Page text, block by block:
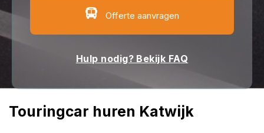
Offerte aanvragen
Hulp nodig? Bekijk FAQ
Touringcar huren Katwijk